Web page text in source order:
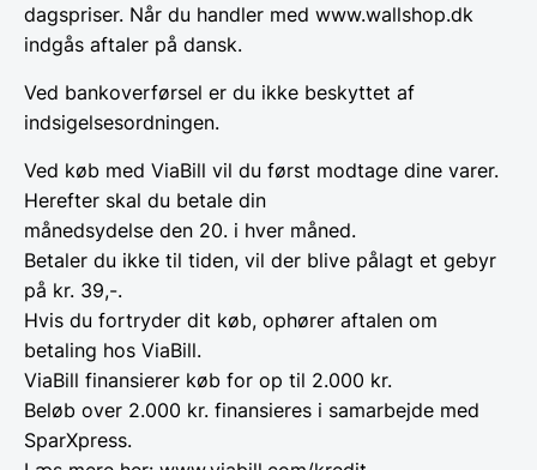
dagspriser. Når du handler med www.wallshop.dk
indgås aftaler på dansk.
Ved bankoverførsel er du ikke beskyttet af
indsigelsesordningen.
Ved køb med ViaBill vil du først modtage dine varer.
Herefter skal du betale din
månedsydelse den 20. i hver måned.
Betaler du ikke til tiden, vil der blive pålagt et gebyr
på kr. 39,-.
Hvis du fortryder dit køb, ophører aftalen om
betaling hos ViaBill.
ViaBill finansierer køb for op til 2.000 kr.
Beløb over 2.000 kr. finansieres i samarbejde med
SparXpress.